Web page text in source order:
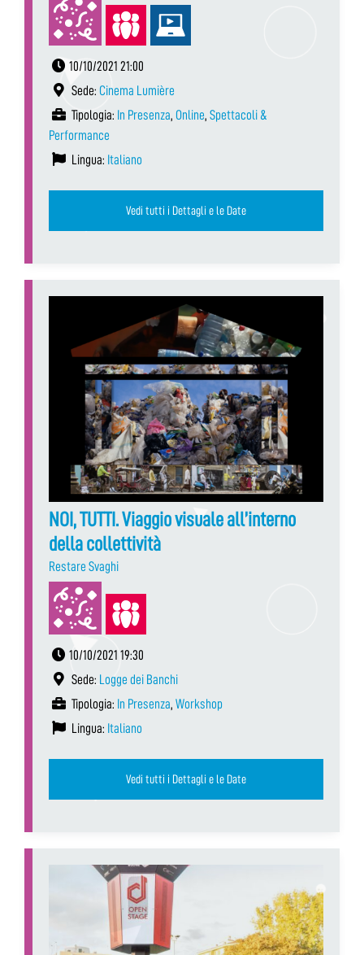
10/10/2021 21:00
Sede: Cinema Lumière
Tipologia: In Presenza, Online, Spettacoli &
Performance
Lingua: Italiano
Vedi tutti i Dettagli e le Date
NOI, TUTTI. Viaggio visuale all’interno
della collettività
Restare Svaghi
10/10/2021 19:30
Sede: Logge dei Banchi
Tipologia: In Presenza, Workshop
Lingua: Italiano
Vedi tutti i Dettagli e le Date